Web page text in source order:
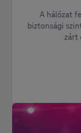
A hálózat
biztonsági
zárt